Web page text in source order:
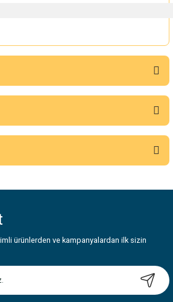
ilk yorumu siz yapın!
ederiz.
veya görüntülenemiyor.
bilgiler bulunuyor.
bulunuyor.
ürünlerden ve kampanyalardan ilk sizin